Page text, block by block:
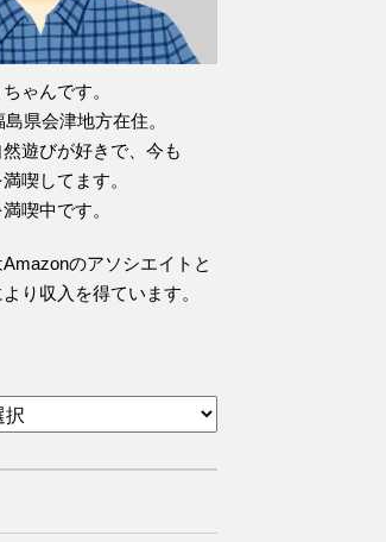
ゃんです。
県会津地方在住。
遊びが好きで、今も
喫してます。
喫中です。
のアソシエイトと
り収入を得ています。